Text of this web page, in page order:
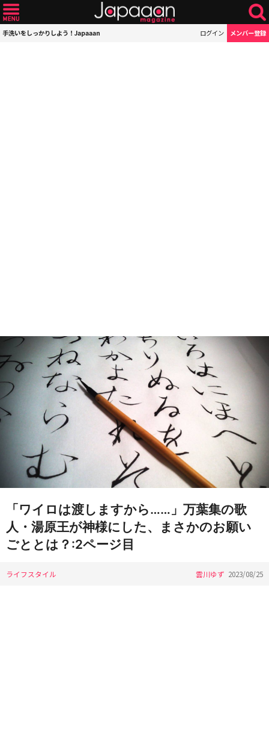
手洗いをしっかりしよう！Japaaan ログイン メンバー登録
「ワイロは渡しますから……」万葉集の歌
人・湯原王が神様にした、まさかのお願い
ごととは？:2ページ目
ライフスタイル 雲川ゆず 2023/08/25